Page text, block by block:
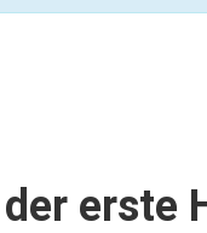
erste